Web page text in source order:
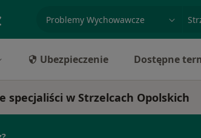
Ubezpieczenie Dostępne
specjaliści w Strzelcach Opolskich